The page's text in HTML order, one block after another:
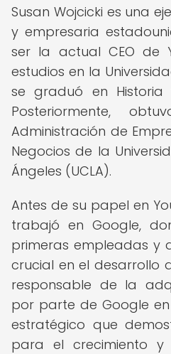
Susan Wojcicki es una
y empresaria
ser la actual CEO de
estudios en la
se graduó en Historia
Posteriormente,
Administración de
Negocios de la
Ángeles (UCLA).
Antes de su papel en
trabajó en Google,
primeras empleadas y
crucial en el desarrollo
responsable de la
por parte de Google en
estratégico que
para el crecimiento